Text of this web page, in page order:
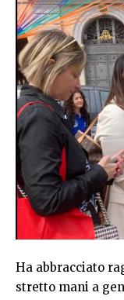
Ha abbracciato
stretto mani a